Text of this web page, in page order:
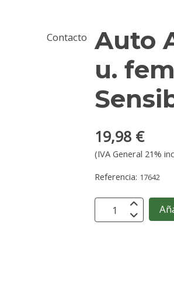
Contacto
Auto
u.
19,98 €
(IVA General 21%
Referencia: 17642